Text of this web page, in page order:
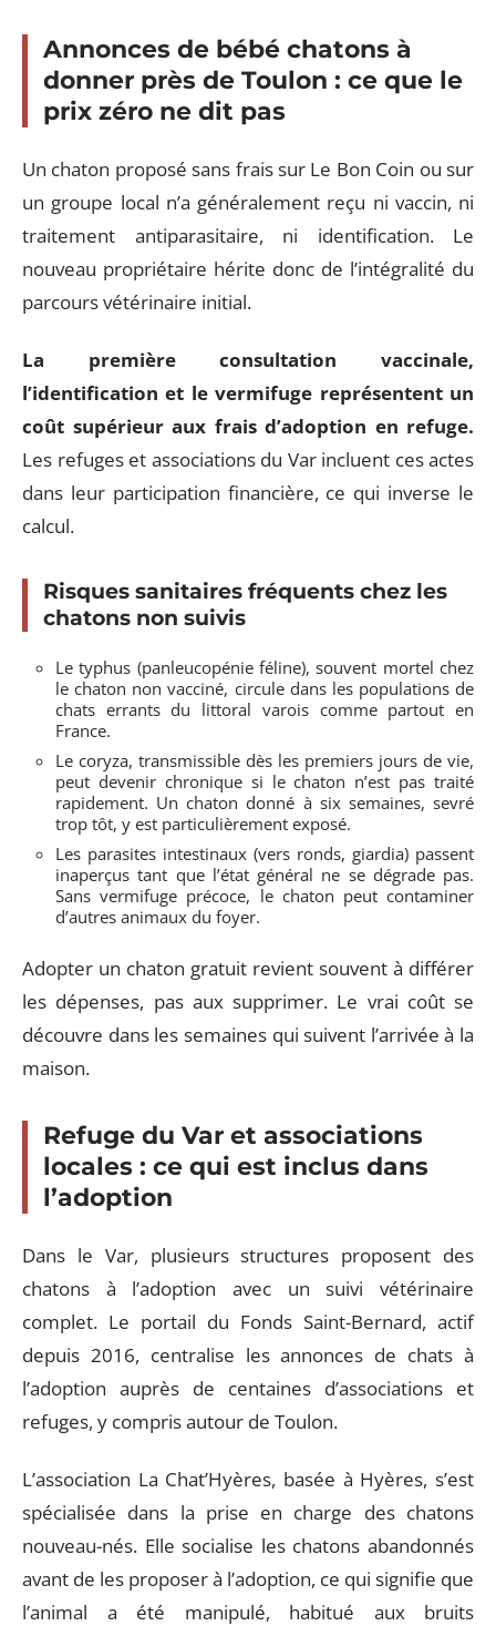
Annonces de bébé chatons à
donner près de Toulon : ce que le
prix zéro ne dit pas
Un chaton proposé sans frais sur Le Bon Coin ou sur
un groupe local n’a généralement reçu ni vaccin, ni
traitement antiparasitaire, ni identification. Le
nouveau propriétaire hérite donc de l’intégralité du
parcours vétérinaire initial.
La première consultation vaccinale,
l’identification et le vermifuge représentent un
coût supérieur aux frais d’adoption en refuge.
Les refuges et associations du Var incluent ces actes
dans leur participation financière, ce qui inverse le
calcul.
Risques sanitaires fréquents chez les
chatons non suivis
Le typhus (panleucopénie féline), souvent mortel chez
le chaton non vacciné, circule dans les populations de
chats errants du littoral varois comme partout en
France.
Le coryza, transmissible dès les premiers jours de vie,
peut devenir chronique si le chaton n’est pas traité
rapidement. Un chaton donné à six semaines, sevré
trop tôt, y est particulièrement exposé.
Les parasites intestinaux (vers ronds, giardia) passent
inaperçus tant que l’état général ne se dégrade pas.
Sans vermifuge précoce, le chaton peut contaminer
d’autres animaux du foyer.
Adopter un chaton gratuit revient souvent à différer
les dépenses, pas aux supprimer. Le vrai coût se
découvre dans les semaines qui suivent l’arrivée à la
maison.
Refuge du Var et associations
locales : ce qui est inclus dans
l’adoption
Dans le Var, plusieurs structures proposent des
chatons à l’adoption avec un suivi vétérinaire
complet. Le portail du Fonds Saint-Bernard, actif
depuis 2016, centralise les annonces de chats à
l’adoption auprès de centaines d’associations et
refuges, y compris autour de Toulon.
L’association La Chat’Hyères, basée à Hyères, s’est
spécialisée dans la prise en charge des chatons
nouveau-nés. Elle socialise les chatons abandonnés
avant de les proposer à l’adoption, ce qui signifie que
l’animal a été manipulé, habitué aux bruits